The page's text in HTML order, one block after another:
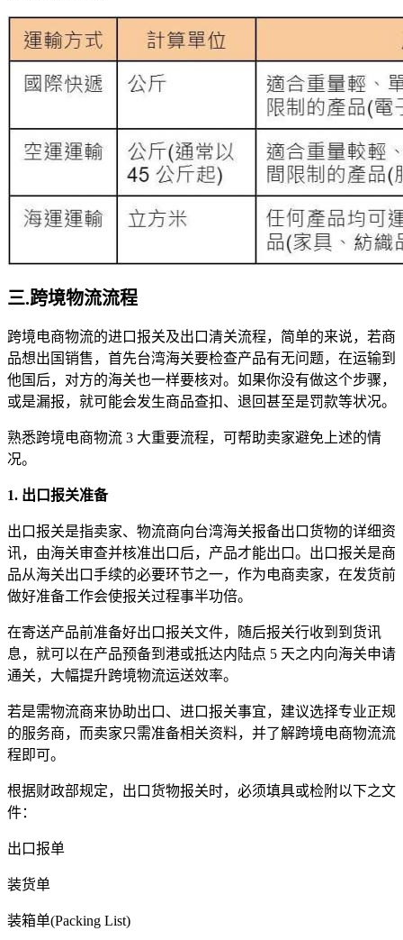
三.跨境物流流程
跨境电商物流的进口报关及出口清关流程，简单的来说，若商
品想出国销售，首先台湾海关要检查产品有无问题，在运输到
他国后，对方的海关也一样要核对。如果你没有做这个步骤，
或是漏报，就可能会发生商品查扣、退回甚至是罚款等状况。
熟悉跨境电商物流 3 大重要流程，可帮助卖家避免上述的情
况。
1. 出口报关准备
出口报关是指卖家、物流商向台湾海关报备出口货物的详细资
讯，由海关审查并核准出口后，产品才能出口。出口报关是商
品从海关出口手续的必要环节之一，作为电商卖家，在发货前
做好准备工作会使报关过程事半功倍。
在寄送产品前准备好出口报关文件，随后报关行收到到货讯
息，就可以在产品预备到港或抵达内陆点 5 天之内向海关申请
通关，大幅提升跨境物流运送效率。
若是需物流商来协助出口、进口报关事宜，建议选择专业正规
的服务商，而卖家只需准备相关资料，并了解跨境电商物流流
程即可。
根据财政部规定，出口货物报关时，必须填具或检附以下之文
件：
出口报单
装货单
装箱单(Packing List)